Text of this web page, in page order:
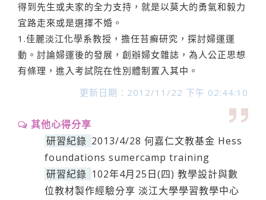
得到先生或夫家的全力支持，就是以莫大的勇氣和毅力
宜路走來或是選擇不婚。
1.佳麗淡江化學系教授，擔任苔癬研究，探討婦運運
動。討論婦運後的發展，創辦婦女雜誌，為人公正思想
有條理，進入考試院在性別體制置入其中。
更新日期：2012/11/22 下午 02:44:10
其他心得分享
研習紀錄 2013/4/28 何嘉仁文教基金 Hess
foundations sumercamp training
研習紀錄 102年4月25日(四) 教學設計與數
位教材製作經驗分享 淡江大學學習教學中心